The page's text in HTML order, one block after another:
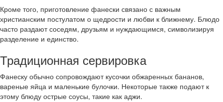
Кроме того, приготовление фанески связано с важным
христианским постулатом о щедрости и любви к ближнему. Блюдо
часто раздают соседям, друзьям и нуждающимся, символизируя
разделение и единство.
Традиционная сервировка
Фанеску обычно сопровождают кусочки обжаренных бананов,
вареные яйца и маленькие булочки. Некоторые также подают к
этому блюду острые соусы, такие как аджи.